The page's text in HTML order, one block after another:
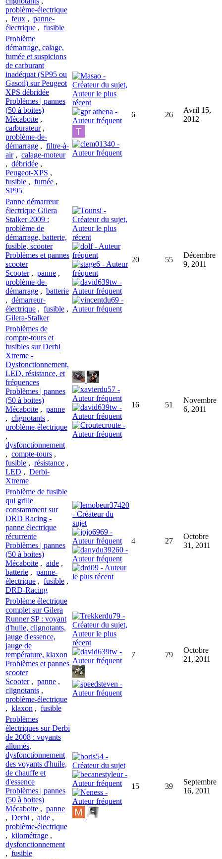
problème-électrique
, feux , panne-
électrique , fusible
Problème
démarrage, calage,
fumée et suspicions
de carburant
inadéquat (SP95 ou
Gasoil) sur Peugeot
XPS débridée
Problèmes | pannes
(50 à boites)
Mécaboite ,
carburateur,
problème-de-
démarrage , filtre-à-
air, calage-moteur
, débridée ,
Peugeot-XPS ,
fusible , fumée ,
SP95
6 26
Avril 15,
2012
Panne démarreur
électrique Gilera
Stalker 2009 :
problème de
démarrage, batterie,
fusible, scooter
Problèmes et pannes
scooter
Scooter, panne ,
problème-de-
démarrage , batterie
, démarreur-
électrique , fusible ,
Gilera-Stalker
20 55
Décembre
9, 2011
Problèmes de
compte-tours et
fusibles sur Derbi
Xtreme -
Dysfonctionnement,
LED, résistance, et
fréquences
Problèmes | pannes
(50 à boites)
Mécaboite , panne
, clignotants ,
problème-électrique
,
dysfonctionnement
, compte-tours ,
fusible , résistance ,
LED , Derbi-
Xtreme
16 51
Novembre
6, 2011
Problème de fusible
qui grille
constamment sur
DRD Racing -
panne électrique
récurrente
Problèmes | pannes
(50 à boites)
Mécaboite , aide ,
batterie , panne-
électrique , fusible ,
DRD-Racing
4 27
Octobre
31, 2011
Problème électrique
complet sur Gilera
Runner SP : voyant
d'huile, clignotants,
jauge d'essence,
jauge de
température, klaxon
Problèmes et pannes
scooter
Scooter, panne ,
clignotants ,
problème-électrique
, klaxon , fusible
7 79
Octobre
21, 2011
Problèmes
électriques sur Derbi
de 2008 : voyants
allumés,
dysfonctionnement
des voyants d'huile,
de chauffe et
d'essence
Problèmes | pannes
(50 à boites)
Mécaboite , panne
, Derbi , aide ,
problème-électrique
, kilométrage ,
dysfonctionnement
, fusible
15 39
Septembre
16, 2011